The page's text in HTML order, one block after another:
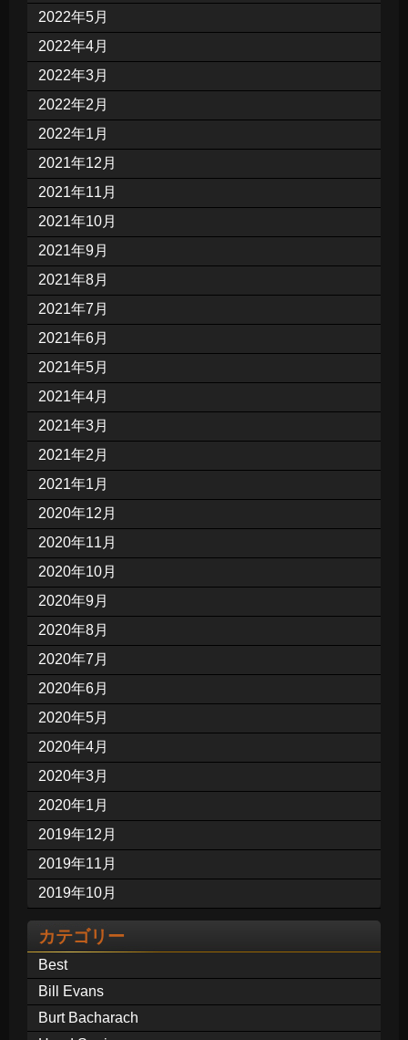
2022年5月
2022年4月
2022年3月
2022年2月
2022年1月
2021年12月
2021年11月
2021年10月
2021年9月
2021年8月
2021年7月
2021年6月
2021年5月
2021年4月
2021年3月
2021年2月
2021年1月
2020年12月
2020年11月
2020年10月
2020年9月
2020年8月
2020年7月
2020年6月
2020年5月
2020年4月
2020年3月
2020年1月
2019年12月
2019年11月
2019年10月
カテゴリー
Best
Bill Evans
Burt Bacharach